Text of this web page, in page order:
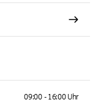
09:00 - 16:00 Uhr